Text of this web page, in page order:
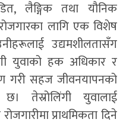
लैङ्गिक तथा यौनिक
लागि एक विशेष
उद्यमशीलतासँग
युवाको हक अधिकार र
गरी सहज जीवनयापनको
तेस्रोलिंगी युवालाई
प्राथमिकता दिने